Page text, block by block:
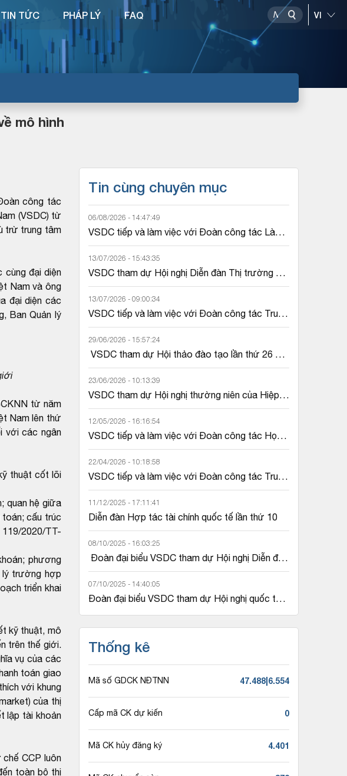
TIN TỨC PHÁP LÝ FAQ
mô hình
công tác
(VSDC) từ
trừ trung tâm
cùng đại diện
Nam và ông
đại diện các
Ban Quản lý
từ năm
Nam lên thứ
với các ngân
thuật cốt lõi
quan hệ giữa
toán; cấu trúc
119/2020/TT-
phương
lý trường hợp
triển khai
kỹ thuật, mô
trên thế giới.
vụ của các
toán giao
với khung
của thị
lập tài khoản
CCP luôn
toàn bộ thị
Tin cùng chuyên mục
06/08/2026 - 14:47:49
VSDC tiếp và làm việc với Đoàn công tác Lào
13/07/2026 - 15:43:35
VSDC tham dự Hội nghị Diễn đàn Thị trường
13/07/2026 - 09:00:34
VSDC tiếp và làm việc với Đoàn công tác Trung
29/06/2026 - 15:57:24
VSDC tham dự Hội thảo đào tạo lần thứ 26
khoán khu vực Châu Á – Thái Bình Dương...
23/06/2026 - 10:13:39
VSDC tham dự Hội nghị thường niên của Hiệp
2026
12/05/2026 - 16:16:54
VSDC tiếp và làm việc với Đoàn công tác Học
Loan
22/04/2026 - 10:18:58
VSDC tiếp và làm việc với Đoàn công tác Trung
11/12/2025 - 17:11:41
Diễn đàn Hợp tác tài chính quốc tế lần thứ 10
08/10/2025 - 16:03:25
Đoàn đại biểu VSDC tham dự Hội nghị Diễn đàn
(WFC2025) tổ chức tại Almaty,...
07/10/2025 - 14:40:05
Đoàn đại biểu VSDC tham dự Hội nghị quốc tế
Thống kê
Mã số GDCK NĐTNN 47.488|6.554
Cấp mã CK dự kiến 0
Mã CK hủy đăng ký 4.401